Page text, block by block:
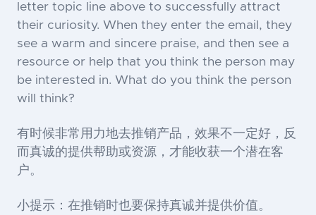
letter topic line above to successfully attract
their curiosity. When they enter the email, they
see a warm and sincere praise, and then see a
resource or help that you think the person may
be interested in. What do you think the person
will think?
有时候非常用力地去推销产品，效果不一定好，反
而真诚的提供帮助或资源，才能收获一个潜在客
户。
小提示：在推销时也要保持真诚并提供价值。